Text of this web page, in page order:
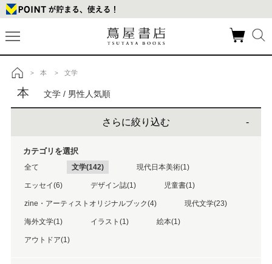
トップ
> 本 > 文学
本 文学 / 男性人気順
さらに絞り込む
カテゴリを選択
全て 文学(142) 現代日本美術(1)
エッセイ(6) デザイン誌(1) 児童書(1)
zine・アーティストオリジナルブック(4) 現代文学(23)
海外文学(1) イラスト(1) 絵本(1)
アウトドア(1)